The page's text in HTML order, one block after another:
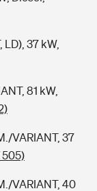
LD), 37 kW,
81 kW,
VARIANT, 37
VARIANT, 40